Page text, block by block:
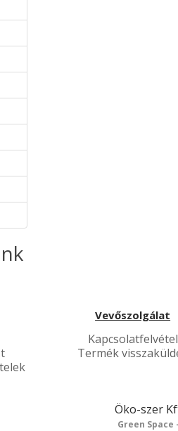
Vevőszolgálat
Kapcsolatfelvétel
Termék
Öko-szer
Green